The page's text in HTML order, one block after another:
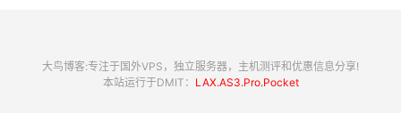
大鸟博客:专注于国外VPS，独立服务器，主机测评和优惠信息分享!
本站运行于DMIT： LAX.AS3.Pro.Pocket